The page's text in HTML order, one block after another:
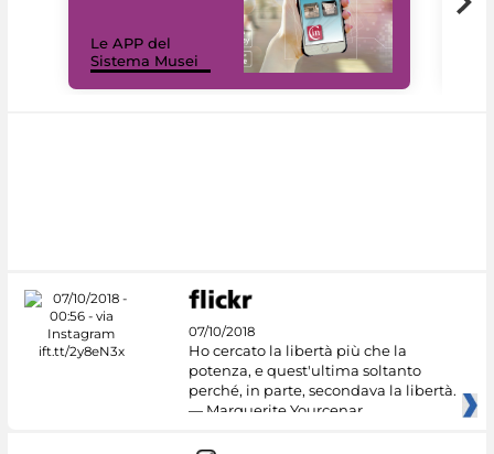
Le APP del
Sistema Musei
07/10/2018
Ho cercato la libertà più che la
potenza, e quest'ultima soltanto
perché, in parte, secondava la libertà.
— Marguerite Yourcenar